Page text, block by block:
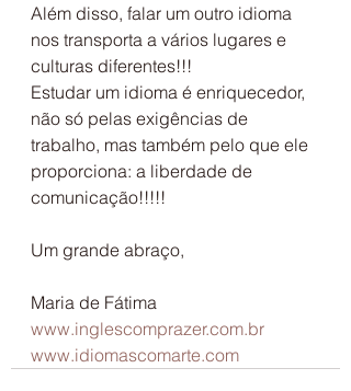
Além disso, falar um outro idioma
nos transporta a vários lugares e
culturas diferentes!!!
Estudar um idioma é enriquecedor,
não só pelas exigências de
trabalho, mas também pelo que ele
proporciona: a liberdade de
comunicação!!!!!
Um grande abraço,
Maria de Fátima
www.inglescomprazer.com.br
www.idiomascomarte.com